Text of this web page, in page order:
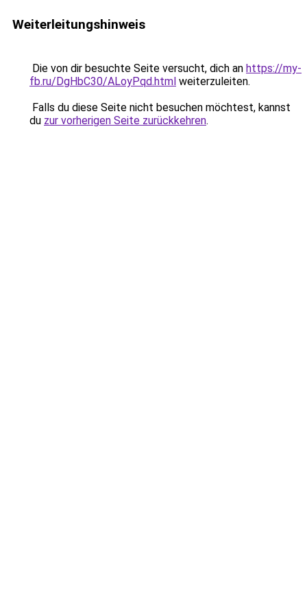
Weiterleitungshinweis
Die von dir besuchte Seite versucht, dich an https://my-
fb.ru/DgHbC30/ALoyPqd.html weiterzuleiten.
Falls du diese Seite nicht besuchen möchtest, kannst
du zur vorherigen Seite zurückkehren.